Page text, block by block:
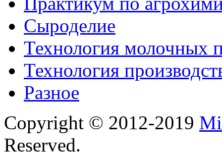
Сыроделие
Технология молочных
Технология
Разное
Copyright © 2012-2019
Reserved.